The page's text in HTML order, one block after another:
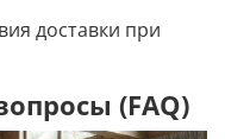
доставки при
(FAQ)